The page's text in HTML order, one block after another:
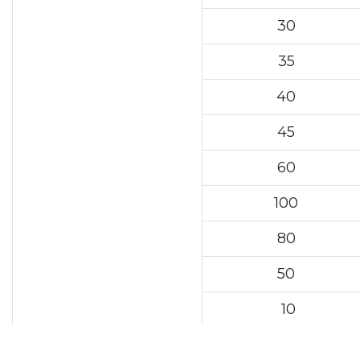
30
35
40
45
60
100
80
50
10